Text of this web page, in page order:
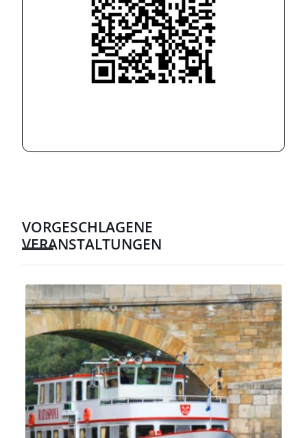
VORGESCHLAGENE
VERANSTALTUNGEN